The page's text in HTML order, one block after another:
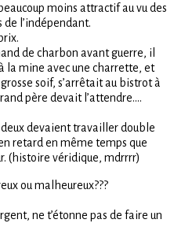
moins attractif au vu des
de l’indépendant.
de charbon avant guerre, il
la mine avec une charrette, et
soif, s’arrêtait au bistrot à
père devait l’attendre….
devaient travailler double
retard en même temps que
(histoire véridique, mdrrrr)
ou malheureux???
ne t’étonne pas de faire un